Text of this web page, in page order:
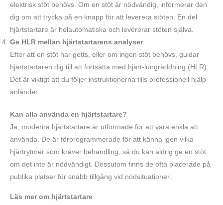
elektrisk stöt behövs. Om en stöt är nödvändig, informerar den
dig om att trycka på en knapp för att leverera stöten. En del
hjärtstartare är helautomatiska och levererar stöten själva.
Ge HLR mellan hjärtstartarens analyser
Efter att en stöt har getts, eller om ingen stöt behövs, guidar
hjärtstartaren dig till att fortsätta med hjärt-lungräddning (HLR).
Det är viktigt att du följer instruktionerna tills professionell hjälp
anländer.
Kan alla använda en hjärtstartare?
Ja, moderna hjärtstartare är utformade för att vara enkla att
använda. De är förprogrammerade för att känna igen vilka
hjärtrytmer som kräver behandling, så du kan aldrig ge en stöt
om det inte är nödvändigt. Dessutom finns de ofta placerade på
publika platser för snabb tillgång vid nödsituationer.
Läs mer om hjärtstartare